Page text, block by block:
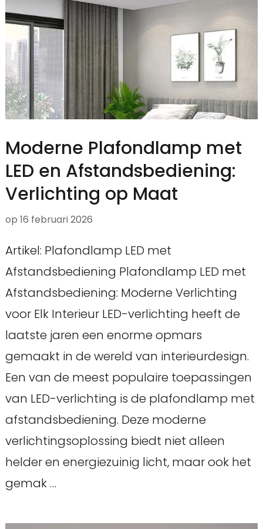
Moderne Plafondlamp met
LED en Afstandsbediening:
Verlichting op Maat
op 16 februari 2026
Artikel: Plafondlamp LED met
Afstandsbediening Plafondlamp LED met
Afstandsbediening: Moderne Verlichting
voor Elk Interieur LED-verlichting heeft de
laatste jaren een enorme opmars
gemaakt in de wereld van interieurdesign.
Een van de meest populaire toepassingen
van LED-verlichting is de plafondlamp met
afstandsbediening. Deze moderne
verlichtingsoplossing biedt niet alleen
helder en energiezuinig licht, maar ook het
gemak …